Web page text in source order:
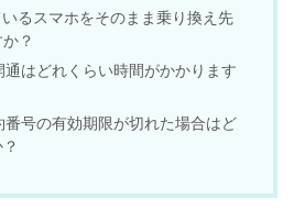
るスマホをそのまま乗り換え先
？
通はどれくらい時間がかかります
番号の有効期限が切れた場合はど